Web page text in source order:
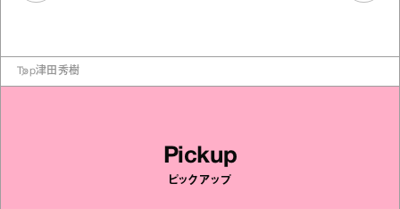
Top津田秀樹
Pickup
ピックアップ